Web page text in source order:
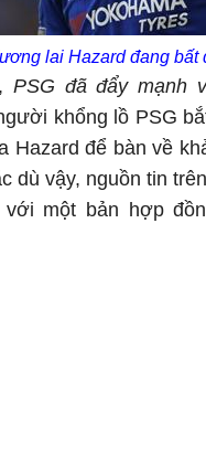
lai Hazard đang bất
PSG đã đẩy mạnh
khổng lồ PSG
Hazard để bàn về
dù vậy, nguồn tin
với một bản hợp